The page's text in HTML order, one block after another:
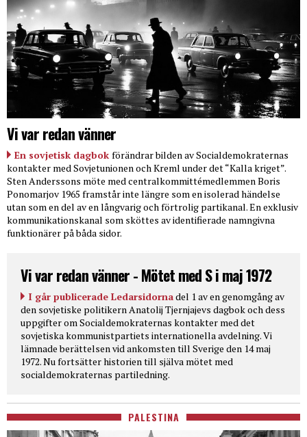
Vi var redan vänner
En sovjetisk dagbok förändrar bilden av Socialdemokraternas
kontakter med Sovjetunionen och Kreml under det “Kalla kriget”.
Sten Anderssons möte med centralkommittémedlemmen Boris
Ponomarjov 1965 framstår inte längre som en isolerad händelse
utan som en del av en långvarig och förtrolig partikanal. En exklusiv
kommunikationskanal som sköttes av identifierade namngivna
funktionärer på båda sidor.
Vi var redan vänner - Mötet med S i maj 1972
I går publicerade Ledarsidornadel 1 av en genomgång av
den sovjetiske politikern Anatolij Tjernjajevs dagbok och dess
uppgifter om Socialdemokraternas kontakter med det
sovjetiska kommunistpartiets internationella avdelning. Vi
lämnade berättelsen vid ankomsten till Sverige den 14 maj
1972. Nu fortsätter historien till själva mötet med
socialdemokraternas partiledning.
PALESTINA